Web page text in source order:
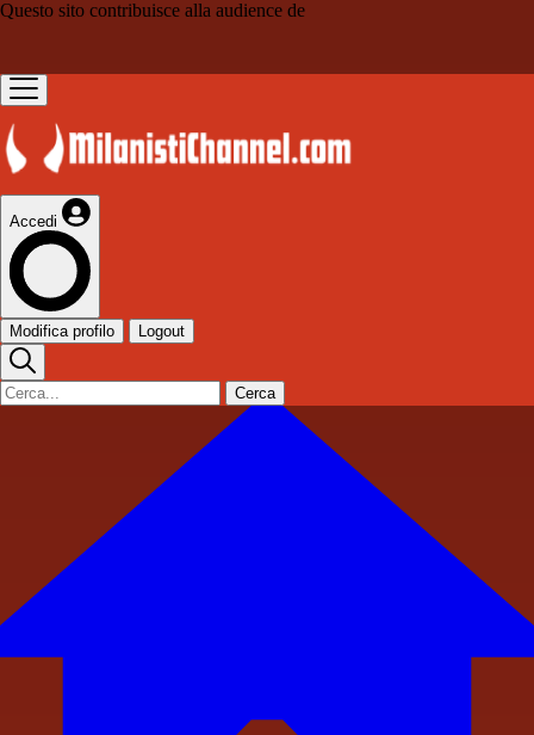
Questo sito contribuisce alla audience de
Accedi
Modifica profilo Logout
Cerca